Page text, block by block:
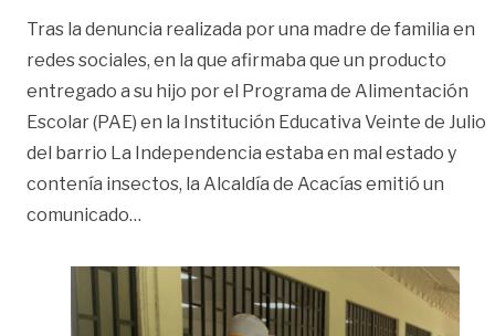
Tras la denuncia realizada por una madre de familia en
redes sociales, en la que afirmaba que un producto
entregado a su hijo por el Programa de Alimentación
Escolar (PAE) en la Institución Educativa Veinte de Julio
del barrio La Independencia estaba en mal estado y
contenía insectos, la Alcaldía de Acacías emitió un
comunicado…